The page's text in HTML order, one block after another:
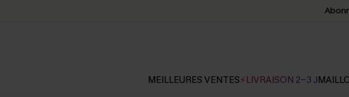
MEILLEURES VENTES⚡LIVRAISON 2-3 J